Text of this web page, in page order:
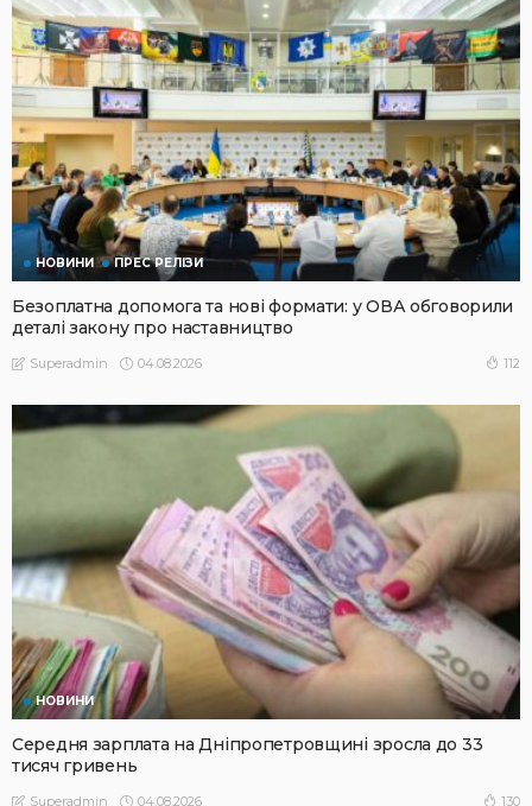
НОВИНИ ПРЕС РЕЛІЗИ
Безоплатна допомога та нові формати: у ОВА обговорили
деталі закону про наставництво
Superadmin 04.08.2026 112
НОВИНИ
Середня зарплата на Дніпропетровщині зросла до 33
тисяч гривень
Superadmin 04.08.2026 130